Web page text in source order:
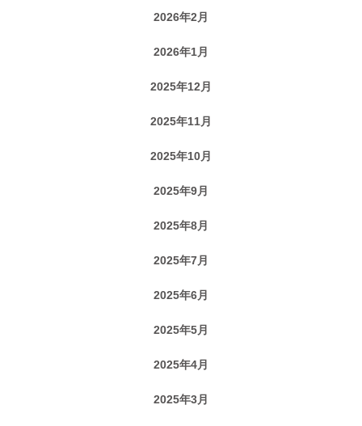
2026年2月
2026年1月
2025年12月
2025年11月
2025年10月
2025年9月
2025年8月
2025年7月
2025年6月
2025年5月
2025年4月
2025年3月